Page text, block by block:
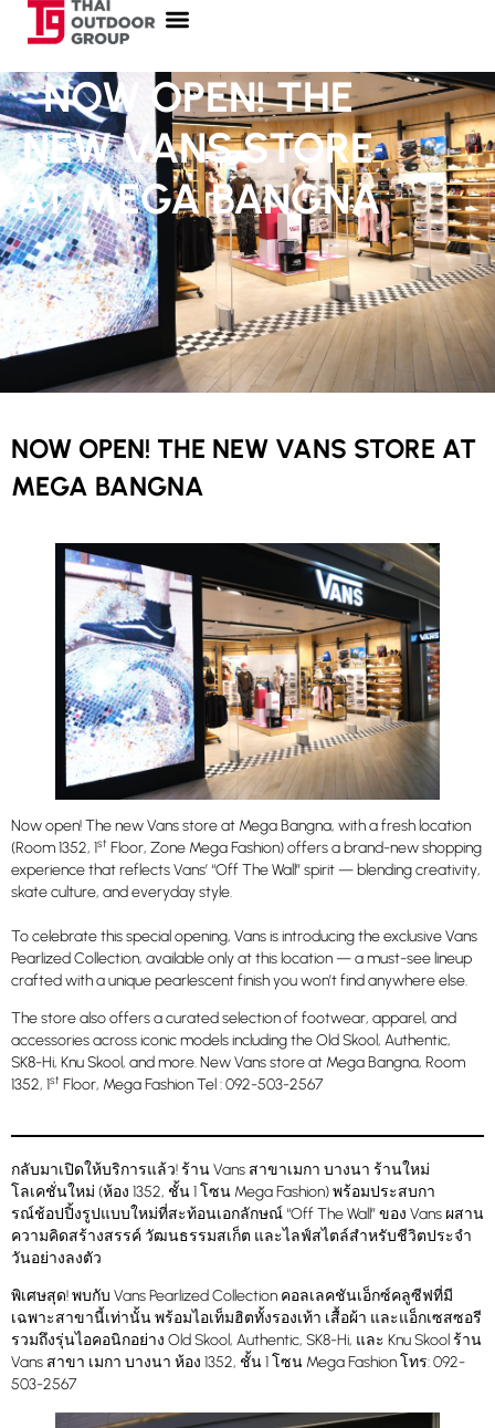
NOW OPEN! THE
NEW VANS STORE
AT MEGA BANGNA
NOW OPEN! THE NEW VANS STORE AT
MEGA BANGNA
Now open! The new Vans store at Mega Bangna, with a fresh location
(Room 1352, 1st Floor, Zone Mega Fashion) offers a brand-new shopping
experience that reflects Vans’ “Off The Wall” spirit — blending creativity,
skate culture, and everyday style.
To celebrate this special opening, Vans is introducing the exclusive Vans
Pearlized Collection, available only at this location — a must-see lineup
crafted with a unique pearlescent finish you won’t find anywhere else.
The store also offers a curated selection of footwear, apparel, and
accessories across iconic models including the Old Skool, Authentic,
SK8-Hi, Knu Skool, and more. New Vans store at Mega Bangna, Room
1352, 1st Floor, Mega Fashion Tel : 092-503-2567
กลับมาเปิดให้บริการแล้ว! ร้าน Vans สาขาเมกา บางนา ร้านใหม่
โลเคชั่นใหม่ (ห้อง 1352, ชั้น 1 โซน Mega Fashion) พร้อมประสบกา
รณ์ช้อปปิ้งรูปแบบใหม่ที่สะท้อนเอกลักษณ์ “Off The Wall” ของ Vans ผสาน
ความคิดสร้างสรรค์ วัฒนธรรมสเก็ต และไลฟ์สไตล์สำหรับชีวิตประจำ
วันอย่างลงตัว
พิเศษสุด! พบกับ Vans Pearlized Collection คอลเลคชันเอ็กซ์คลูซีฟที่มี
เฉพาะสาขานี้เท่านั้น พร้อมไอเท็มฮิตทั้งรองเท้า เสื้อผ้า และแอ็กเซสซอรี
รวมถึงรุ่นไอคอนิกอย่าง Old Skool, Authentic, SK8-Hi, และ Knu Skool ร้าน
Vans สาขา เมกา บางนา ห้อง 1352, ชั้น 1 โซน Mega Fashion โทร: 092-
503-2567